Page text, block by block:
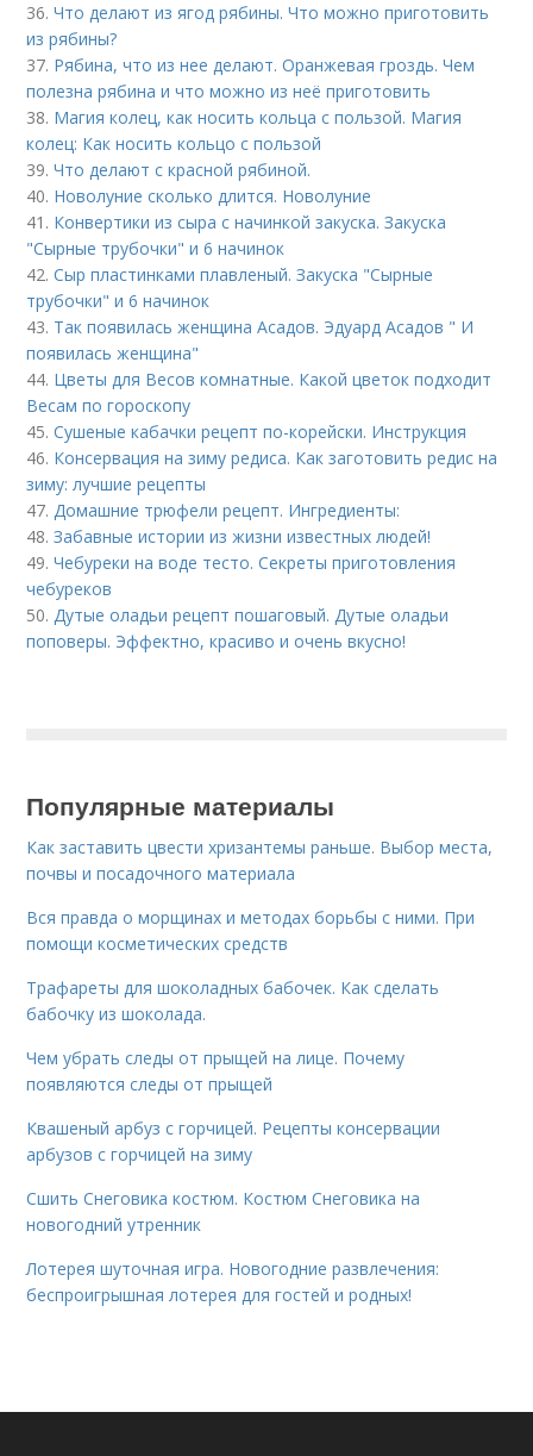
36.Что делают из ягод рябины. Что можно приготовить
из рябины?
37. Рябина, что из нее делают. Оранжевая гроздь. Чем
полезна рябина и что можно из неё приготовить
38. Магия колец, как носить кольца с пользой. Магия
колец: Как носить кольцо с пользой
39.Что делают с красной рябиной.
40. Новолуние сколько длится. Новолуние
41. Конвертики из сыра с начинкой закуска. Закуска
"Сырные трубочки" и 6 начинок
42.Сыр пластинками плавленый. Закуска "Сырные
трубочки" и 6 начинок
43. Так появилась женщина Асадов. Эдуард Асадов " И
появилась женщина"
44. Цветы для Весов комнатные. Какой цветок подходит
Весам по гороскопу
45.Сушеные кабачки рецепт по-корейски. Инструкция
46. Консервация на зиму редиса. Как заготовить редис на
зиму: лучшие рецепты
47.Домашние трюфели рецепт. Ингредиенты:
48.Забавные истории из жизни известных людей!
49.Чебуреки на воде тесто. Секреты приготовления
чебуреков
50.Дутые оладьи рецепт пошаговый. Дутые оладьи
поповеры. Эффектно, красиво и очень вкусно!
Популярные материалы
Как заставить цвести хризантемы раньше. Выбор места,
почвы и посадочного материала
Вся правда о морщинах и методах борьбы с ними. При
помощи косметических средств
Трафареты для шоколадных бабочек. Как сделать
бабочку из шоколада.
Чем убрать следы от прыщей на лице. Почему
появляются следы от прыщей
Квашеный арбуз с горчицей. Рецепты консервации
арбузов с горчицей на зиму
Сшить Снеговика костюм. Костюм Снеговика на
новогодний утренник
Лотерея шуточная игра. Новогодние развлечения:
беспроигрышная лотерея для гостей и родных!